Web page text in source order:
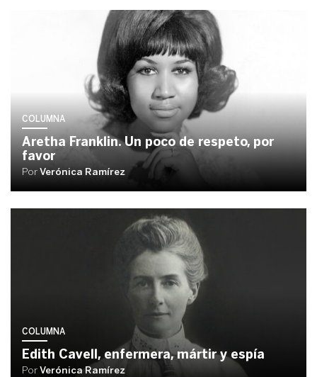
COLUMNA
Aretha Franklin. Un poco de respeto, por
favor
PorVerónica Ramírez
COLUMNA
Edith Cavell, enfermera, mártir y espía
PorVerónica Ramírez